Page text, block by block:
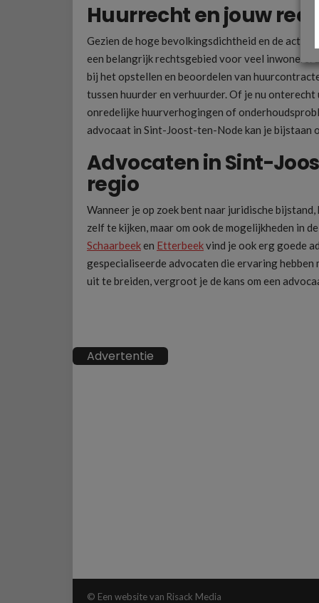
Huurrecht en jouw
Gezien de hoge bevolkingsdichtheid en de
een belangrijk rechtsgebied voor veel inwoners.
bij het opstellen en beoordelen van
tussen huurder en verhuurder. Of je nu
onredelijke huurverhogingen of
advocaat in Sint-Joost-ten-Node kan je bijstaan
Advocaten in Sint-
regio
Wanneer je op zoek bent naar juridische
zelf te kijken, maar om ook de mogelijkheden in
Schaarbeeken Etterbeekvind je ook erg goede
gespecialiseerde advocaten die ervaring
uit te breiden, vergroot je de kans om een
Advertentie
© Een website van Risack Media